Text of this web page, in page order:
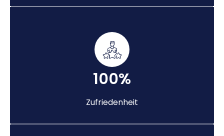
100%
Zufriedenheit